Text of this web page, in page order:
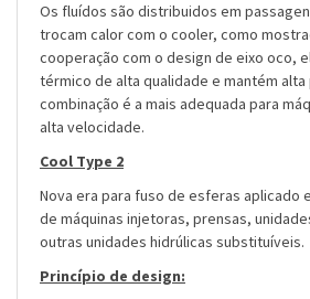
Os fluídos são distribuidos em
trocam calor com o cooler, como
cooperação com o design de eixo oco,
térmico de alta qualidade e mantém alta
combinação é a mais adequada para
alta velocidade.
Cool Type 2
Nova era para fuso de esferas aplicado
de máquinas injetoras, prensas,
outras unidades hidrúlicas substituíveis.
Princípio de design: